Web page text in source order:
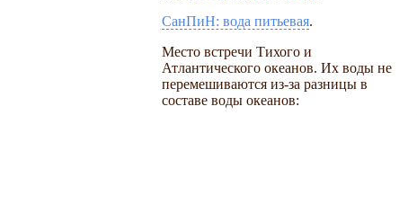
СанПиН: вода питьевая.
Место встречи Тихого и
Атлантического океанов. Их воды не
перемешиваются из-за разницы в
составе воды океанов: